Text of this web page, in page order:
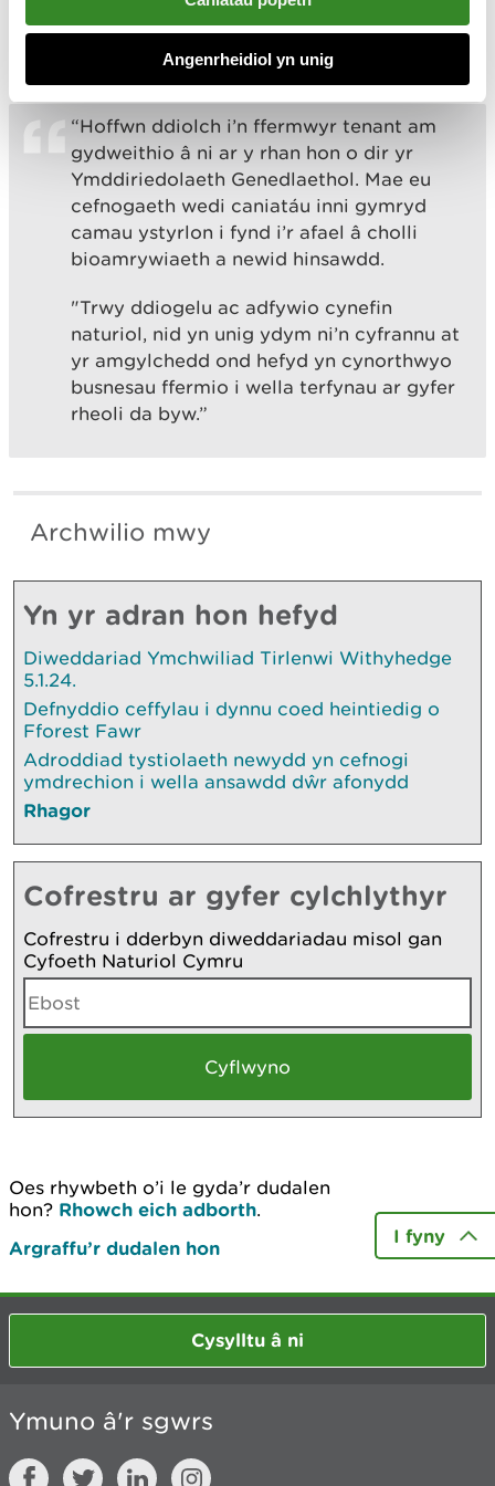
Angenrheidiol yn unig
Meddai Dewi Davies o Ymddiriedolaeth
Genedlaethol Cymru:
“Hoffwn ddiolch i’n ffermwyr tenant am
gydweithio â ni ar y rhan hon o dir yr
Ymddiriedolaeth Genedlaethol. Mae eu
cefnogaeth wedi caniatáu inni gymryd
camau ystyrlon i fynd i’r afael â cholli
bioamrywiaeth a newid hinsawdd.
"Trwy ddiogelu ac adfywio cynefin
naturiol, nid yn unig ydym ni’n cyfrannu at
yr amgylchedd ond hefyd yn cynorthwyo
busnesau ffermio i wella terfynau ar gyfer
rheoli da byw.”
Archwilio mwy
Yn yr adran hon hefyd
Diweddariad Ymchwiliad Tirlenwi Withyhedge
5.1.24.
Defnyddio ceffylau i dynnu coed heintiedig o
Fforest Fawr
Adroddiad tystiolaeth newydd yn cefnogi
ymdrechion i wella ansawdd dŵr afonydd
Rhagor
Cofrestru ar gyfer cylchlythyr
Cofrestru i dderbyn diweddariadau misol gan
Cyfoeth Naturiol Cymru
Oes rhywbeth o’i le gyda’r dudalen
hon? Rhowch eich adborth.
Argraffu’r dudalen hon
I fyny
Cysylltu â ni
Ymuno â'r sgwrs